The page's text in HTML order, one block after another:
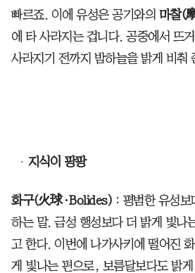
빠르죠. 이에 유성은 공기와의 마찰(
에 타 사라지는 겁니다. 공중에서 뜨
사라지기 전까지 밤하늘을 밝게 비춰
지식이 팡팡
화구(火球·Bolides) : 평범한 유성
하는 말. 금성 행성보다 더 밝게 빛나
고 한다. 이번에 나가사키에 떨어진
게 빛나는 편으로, 보름달보다도 밝